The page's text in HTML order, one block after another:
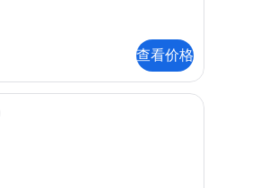
查看价格
华丽双床房 (Universal) | 羽绒被、客房内保险